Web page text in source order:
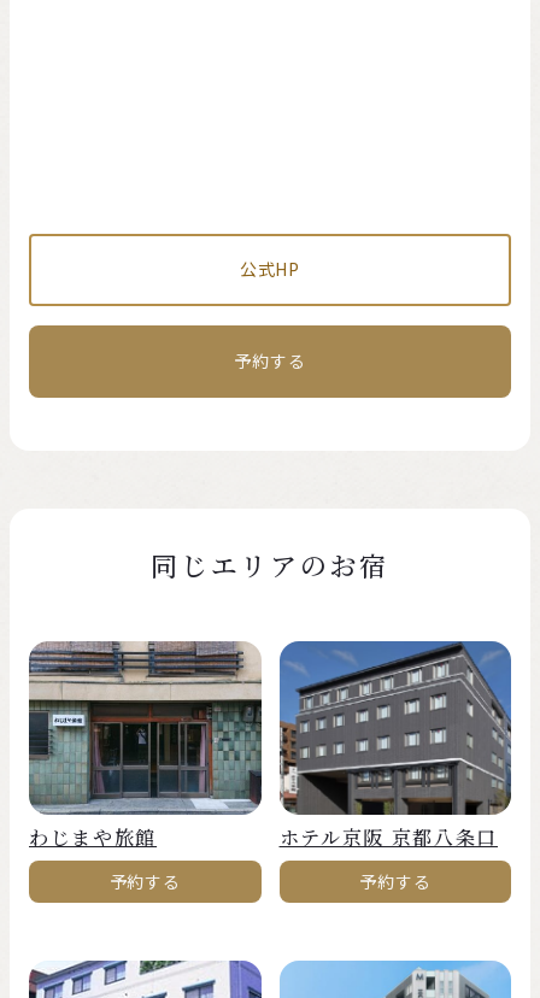
公式HP
予約する
同じエリアのお宿
わじまや旅館
予約する
ホテル京阪 京都八条口
予約する